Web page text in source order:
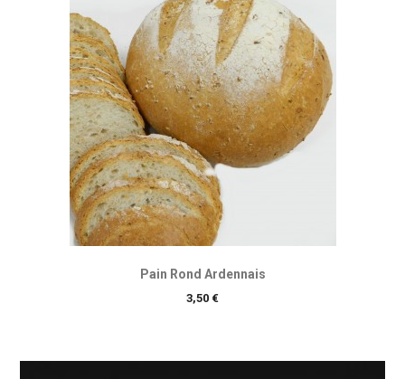
Pain Rond Ardennais
Prix
3,50 €